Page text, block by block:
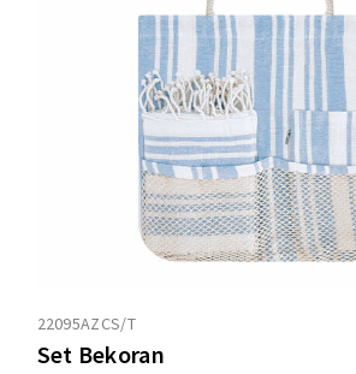
22095AZCS/T
Set Bekoran